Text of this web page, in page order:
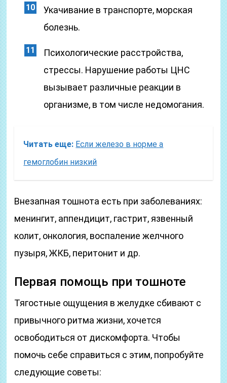
Укачивание в транспорте, морская
болезнь.
Психологические расстройства,
стрессы. Нарушение работы ЦНС
вызывает различные реакции в
организме, в том числе недомогания.
Читать еще: Если железо в норме а
гемоглобин низкий
Внезапная тошнота есть при заболеваниях:
менингит, аппендицит, гастрит, язвенный
колит, онкология, воспаление желчного
пузыря, ЖКБ, перитонит и др.
Первая помощь при тошноте
Тягостные ощущения в желудке сбивают с
привычного ритма жизни, хочется
освободиться от дискомфорта. Чтобы
помочь себе справиться с этим, попробуйте
следующие советы: